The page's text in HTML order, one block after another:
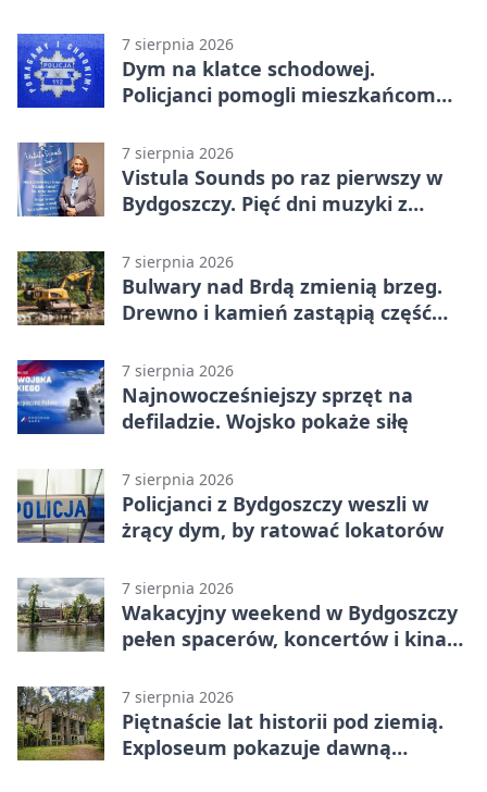
Bydgoszczanie wywieźli punkt z
Wronek
7 sierpnia 2026
Dym na klatce schodowej.
Policjanci pomogli mieszkańcom
7 sierpnia 2026
Vistula Sounds po raz pierwszy w
Bydgoszczy. Pięć dni muzyki z
7 sierpnia 2026
Bulwary nad Brdą zmienią brzeg.
Drewno i kamień zastąpią część
7 sierpnia 2026
Najnowocześniejszy sprzęt na
defiladzie. Wojsko pokaże siłę
7 sierpnia 2026
Policjanci z Bydgoszczy weszli w
żrący dym, by ratować lokatorów
7 sierpnia 2026
Wakacyjny weekend w Bydgoszczy
pełen spacerów, koncertów i kina
7 sierpnia 2026
Piętnaście lat historii pod ziemią.
Exploseum pokazuje dawną